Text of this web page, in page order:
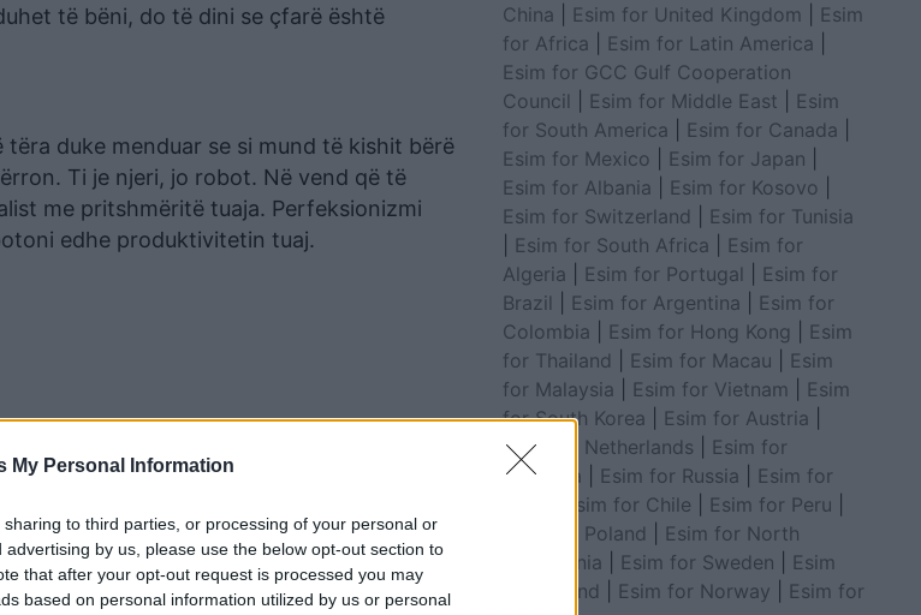
My Personal Information
to third parties, or processing of your personal or
by us, please use the below opt-out section to
that after your opt-out request is processed you may
based on personal information utilized by us or personal
të bëni, do të dini se çfarë është
duke menduar se si mund të kishit bërë
Ti je njeri, jo robot. Në vend që të
me pritshmëritë tuaja. Perfeksionizmi
edhe produktivitetin tuaj.
China
Esim for United Kingdom
Esim
for Africa
Esim for Latin America
Esim for GCC Gulf Cooperation
Council
Esim for Middle East
Esim
for South America
Esim for Canada
Esim for Mexico
Esim for Japan
Esim for Albania
Esim for Kosovo
Esim for Switzerland
Esim for Tunisia
Esim for South Africa
Esim for
Algeria
Esim for Portugal
Esim for
Brazil
Esim for Argentina
Esim for
Colombia
Esim for Hong Kong
Esim
for Thailand
Esim for Macau
Esim
for Malaysia
Esim for Vietnam
Esim
for South Korea
Esim for Austria
Esim for Netherlands
Esim for
Australia
Esim for Russia
Esim for
Esim for Chile Esim for Peru
Esim for Poland
Esim for North
Macedonia
Esim for Sweden
Esim
for Finland
Esim for Norway
Esim for